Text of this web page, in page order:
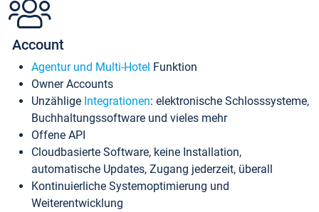
Account
Agentur und Multi-Hotel Funktion
Owner Accounts
Unzählige Integrationen: elektronische Schlosssysteme,
Buchhaltungssoftware und vieles mehr
Offene API
Cloudbasierte Software, keine Installation,
automatische Updates, Zugang jederzeit, überall
Kontinuierliche Systemoptimierung und
Weiterentwicklung